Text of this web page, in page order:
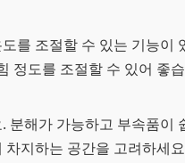
를 조절할 수 있는 기능이
정도를 조절할 수 있어 좋
해가 가능하고 부속품이
지하는 공간을 고려하세